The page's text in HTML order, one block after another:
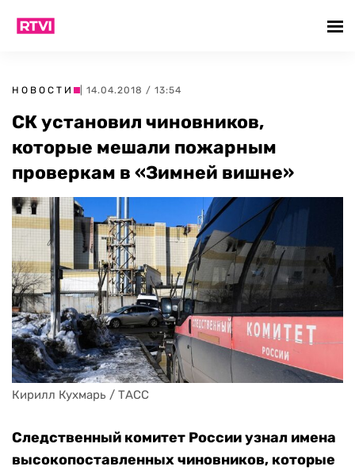
НОВОСТИ | 14.04.2018 / 13:54
СК установил чиновников,
которые мешали пожарным
проверкам в «Зимней вишне»
Кирилл Кухмарь / ТАСС
Следственный комитет России узнал имена
высокопоставленных чиновников, которые